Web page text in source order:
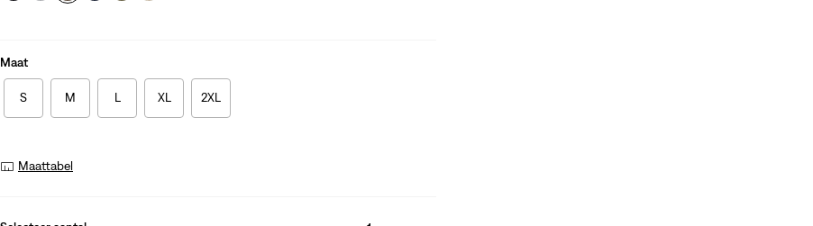
Maat
S M L XL 2XL
Maattabel